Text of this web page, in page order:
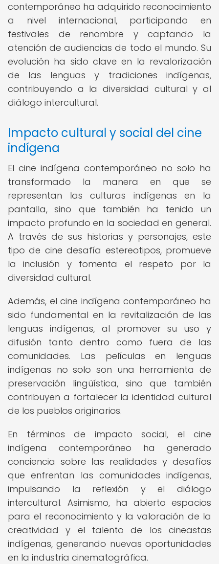
contemporáneo ha adquirido reconocimiento
a nivel internacional, participando en
festivales de renombre y captando la
atención de audiencias de todo el mundo. Su
evolución ha sido clave en la revalorización
de las lenguas y tradiciones indígenas,
contribuyendo a la diversidad cultural y al
diálogo intercultural.
Impacto cultural y social del cine
indígena
El cine indígena contemporáneo no solo ha
transformado la manera en que se
representan las culturas indígenas en la
pantalla, sino que también ha tenido un
impacto profundo en la sociedad en general.
A través de sus historias y personajes, este
tipo de cine desafía estereotipos, promueve
la inclusión y fomenta el respeto por la
diversidad cultural.
Además, el cine indígena contemporáneo ha
sido fundamental en la revitalización de las
lenguas indígenas, al promover su uso y
difusión tanto dentro como fuera de las
comunidades. Las películas en lenguas
indígenas no solo son una herramienta de
preservación lingüística, sino que también
contribuyen a fortalecer la identidad cultural
de los pueblos originarios.
En términos de impacto social, el cine
indígena contemporáneo ha generado
conciencia sobre las realidades y desafíos
que enfrentan las comunidades indígenas,
impulsando la reflexión y el diálogo
intercultural. Asimismo, ha abierto espacios
para el reconocimiento y la valoración de la
creatividad y el talento de los cineastas
indígenas, generando nuevas oportunidades
en la industria cinematográfica.